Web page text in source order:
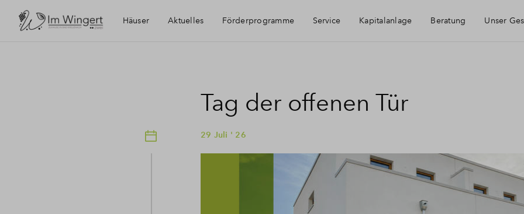
Häuser Aktuelles Förderprogramme Service
Kontakt
Über BPD
Kapitalanlage Beratung Unser
Tag der offenen Tür
29 Juli ' 26